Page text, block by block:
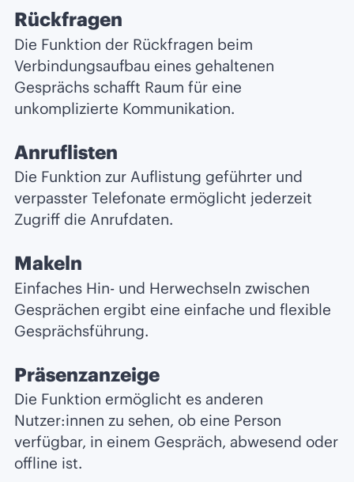
Rückfragen
Die Funktion der Rückfragen beim
Verbindungsaufbau eines gehaltenen
Gesprächs schafft Raum für eine
unkomplizierte Kommunikation.
Anruflisten
Die Funktion zur Auflistung geführter und
verpasster Telefonate ermöglicht jederzeit
Zugriff die Anrufdaten.
Makeln
Einfaches Hin- und Herwechseln zwischen
Gesprächen ergibt eine einfache und flexible
Gesprächsführung.
Präsenzanzeige
Die Funktion ermöglicht es anderen
Nutzer:innen zu sehen, ob eine Person
verfügbar, in einem Gespräch, abwesend oder
offline ist.